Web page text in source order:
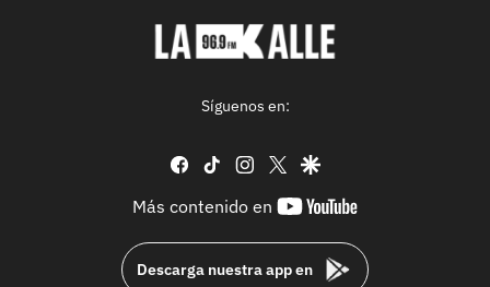
Síguenos en:
facebook
tiktok instagram
twittergoogle
Más contenido en
youtube-
Descarga nuestra app en